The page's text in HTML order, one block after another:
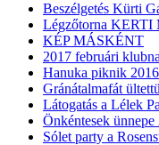
Beszélgetés Kürti
Légzőtorna
KÉP MÁSKÉNT
2017 februári
Hanuka piknik 2016
Gránátalmafát
Látogatás a Lélek
Önkéntesek ünnepe
Sólet party a